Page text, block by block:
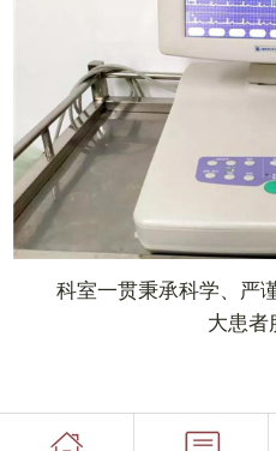
科室一贯秉承科学、严
大患者